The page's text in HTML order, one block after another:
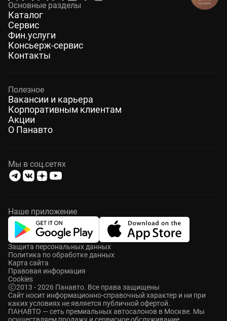
Основные разделы
Каталог
Сервис
Фин.услуги
Консьерж-сервис
Контакты
Полезное
Вакансии и карьера
Корпоративным клиентам
Акции
О Панавто
Мы в соц.сетях
Наше приложение
2013 - 2026 Панавто. Все права защищены
Cайт носит информационно-справочный характер и ни при
каких условиях не является публичной офертой.
Защита персональных данных
Политика по обработке данных
Карта сайта
Правовая информация
Cookies
ПАНАВТО — сеть премиальных автосалонов в Москве. Мы